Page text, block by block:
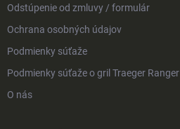
Odstúpenie od zmluvy / formulár
Ochrana osobných údajov
Podmienky súťaže
Podmienky súťaže o gril Traeger Ranger
O nás